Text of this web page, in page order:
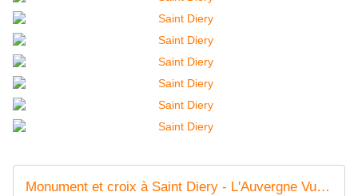
Monument et croix à Saint Diery - L'Auvergne Vue par Papou Poustache